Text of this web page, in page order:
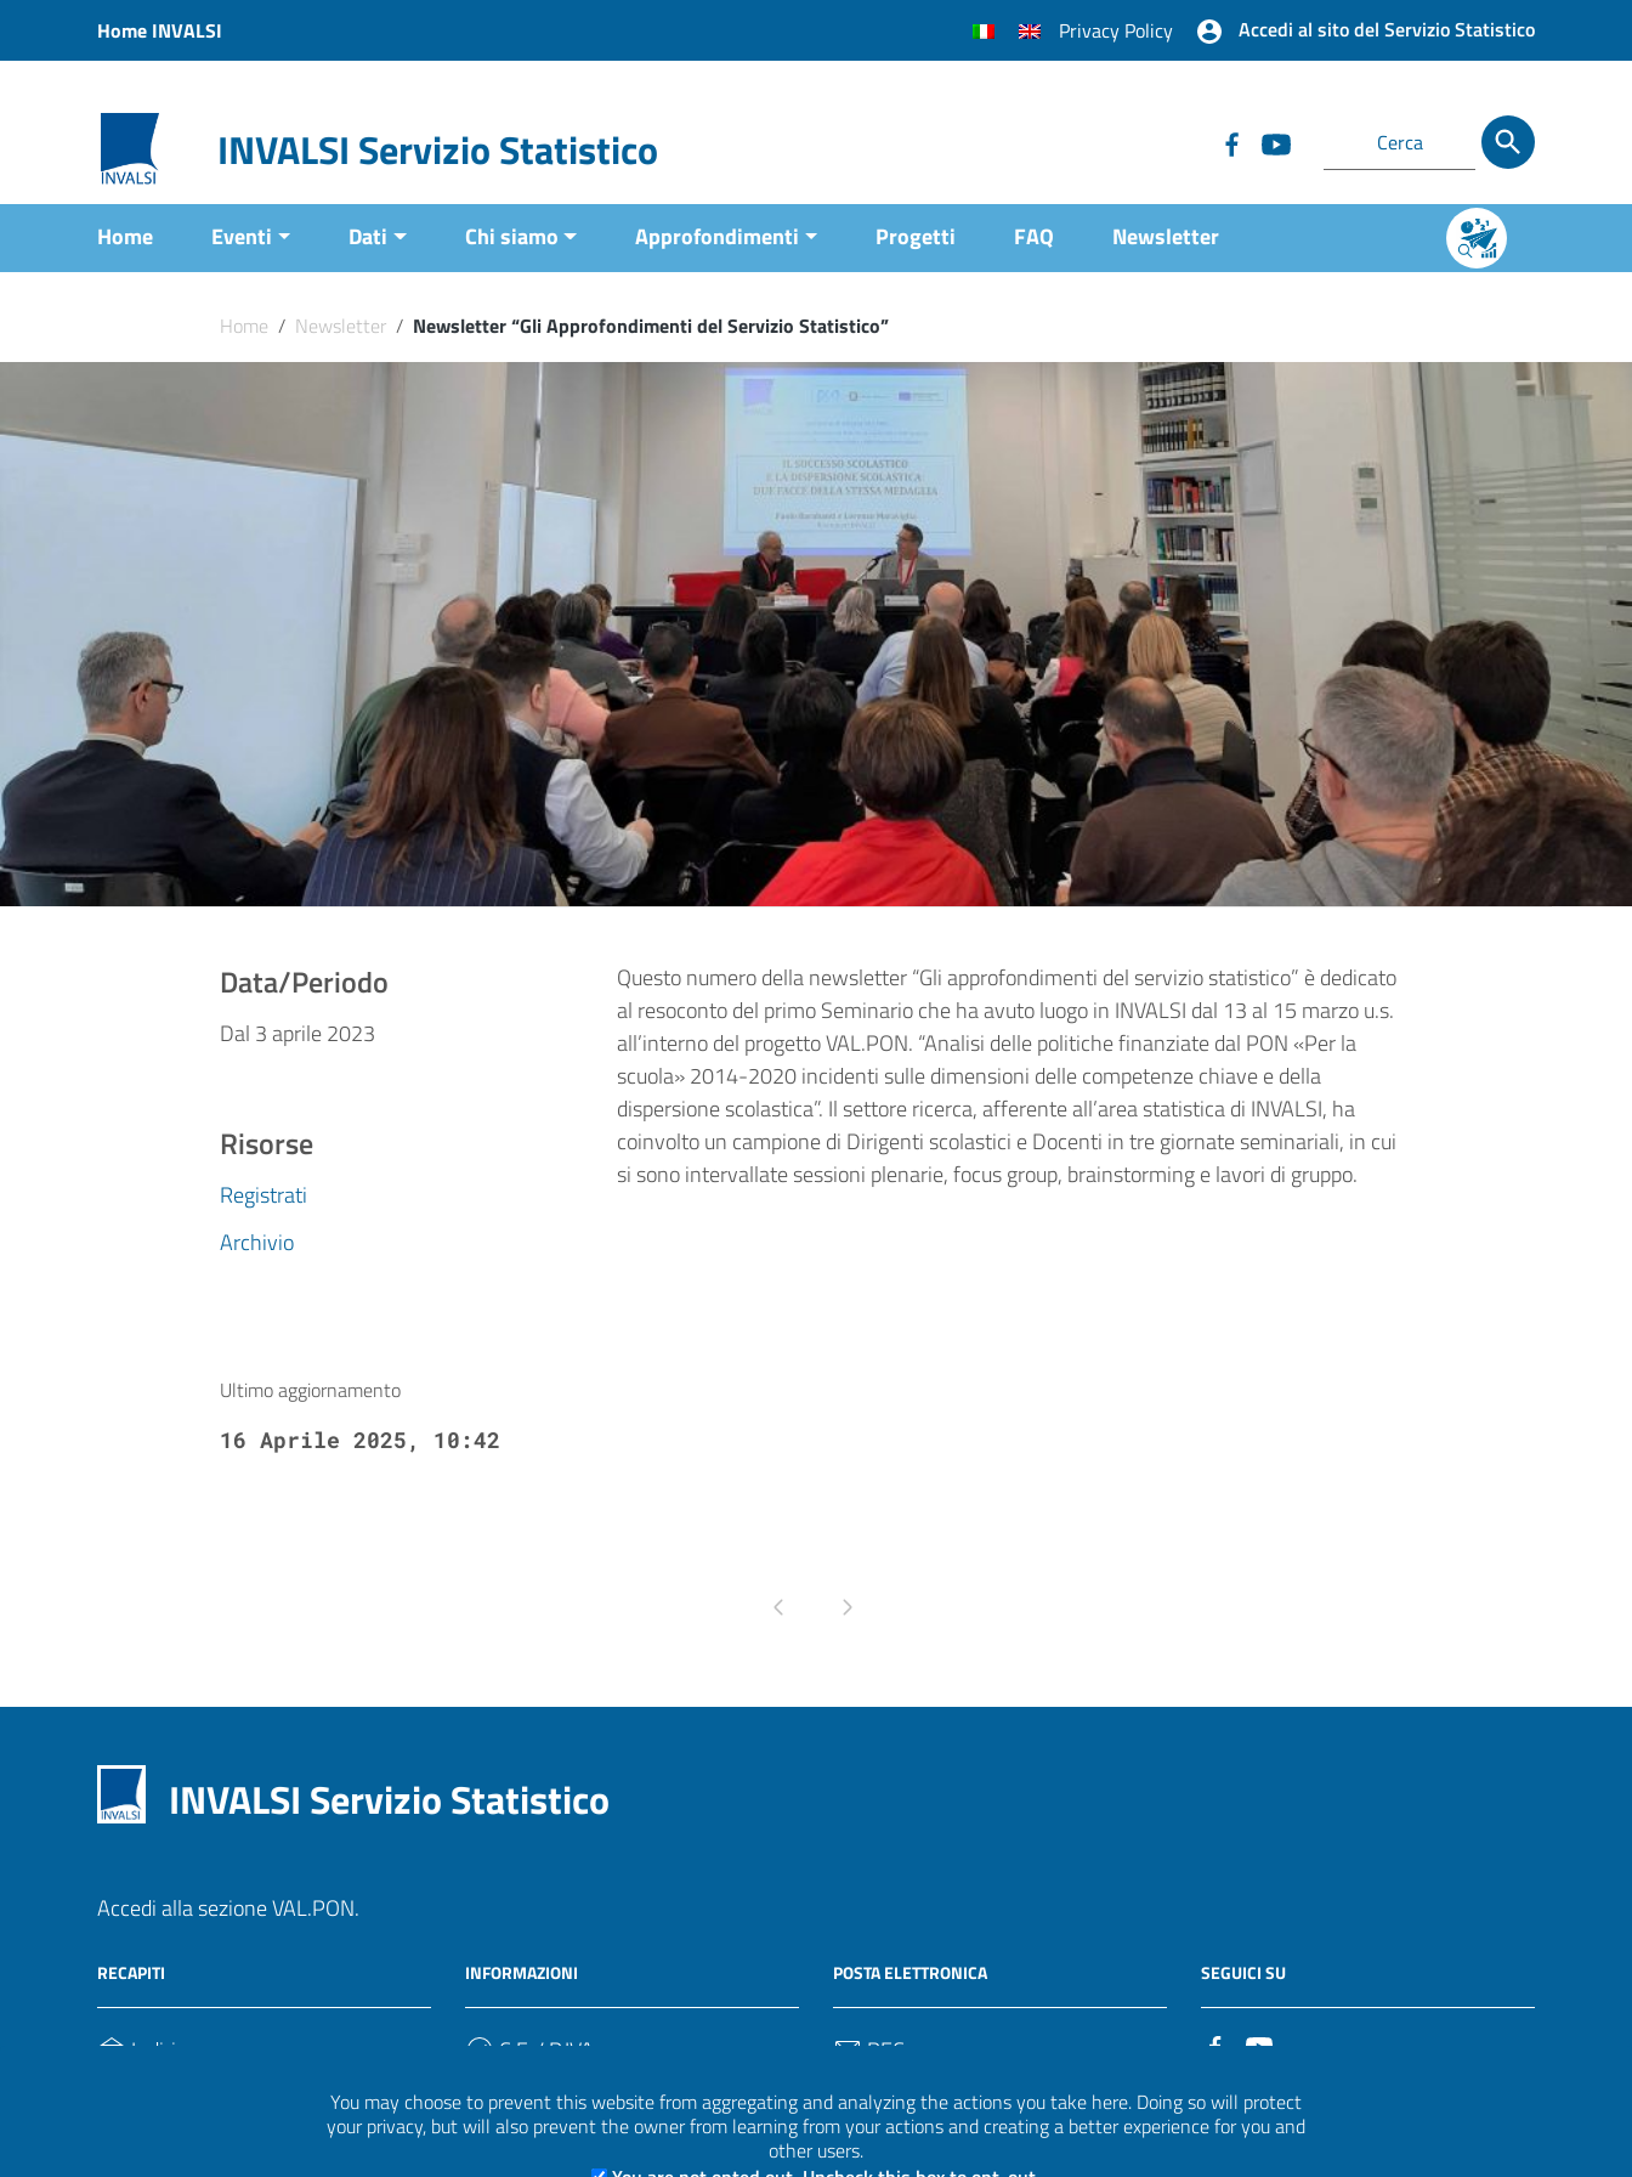
You may choose to prevent this website from aggregating and analyzing the actions you take here. Doing so will protect
your privacy, but will also prevent the owner from learning from your actions and creating a better experience for you and
other users.
Vai al menu di navigazione
Home INVALSI Privacy Policy Accedi al sito del Servizio Statistico
INVALSI Servizio Statistico
Home Eventi Dati Chi siamo Approfondimenti Progetti FAQ Newsletter
Home / Newsletter / Newsletter “Gli Approfondimenti del Servizio Statistico”
Data/Periodo
Dal 3 aprile 2023
Risorse
Registrati
Archivio
Questo numero della newsletter “Gli approfondimenti del servizio statistico” è dedicato
al resoconto del primo Seminario che ha avuto luogo in INVALSI dal 13 al 15 marzo u.s.
all’interno del progetto VAL.PON. “Analisi delle politiche finanziate dal PON «Per la
scuola» 2014-2020 incidenti sulle dimensioni delle competenze chiave e della
dispersione scolastica”. Il settore ricerca, afferente all’area statistica di INVALSI, ha
coinvolto un campione di Dirigenti scolastici e Docenti in tre giornate seminariali, in cui
si sono intervallate sessioni plenarie, focus group, brainstorming e lavori di gruppo.
Ultimo aggiornamento
16 Aprile 2025, 10:42
Pagina precedentePagina successiva
INVALSI Servizio Statistico
Accedi alla sezione VAL.PON.
RECAPITI
Indirizzo
INFORMAZIONI
C.F. / P.IVA
POSTA ELETTRONICA
PEC
Email
SEGUICI SU